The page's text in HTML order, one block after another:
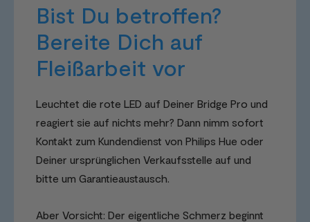
Bist Du betroffen?
Bereite Dich auf
Fleißarbeit vor
Leuchtet die rote LED auf Deiner Bridge Pro und
reagiert sie auf nichts mehr? Dann nimm sofort
Kontakt zum Kundendienst von Philips Hue oder
Deiner ursprünglichen Verkaufsstelle auf und
bitte um Garantieaustausch.
Aber Vorsicht: Der eigentliche Schmerz beginnt